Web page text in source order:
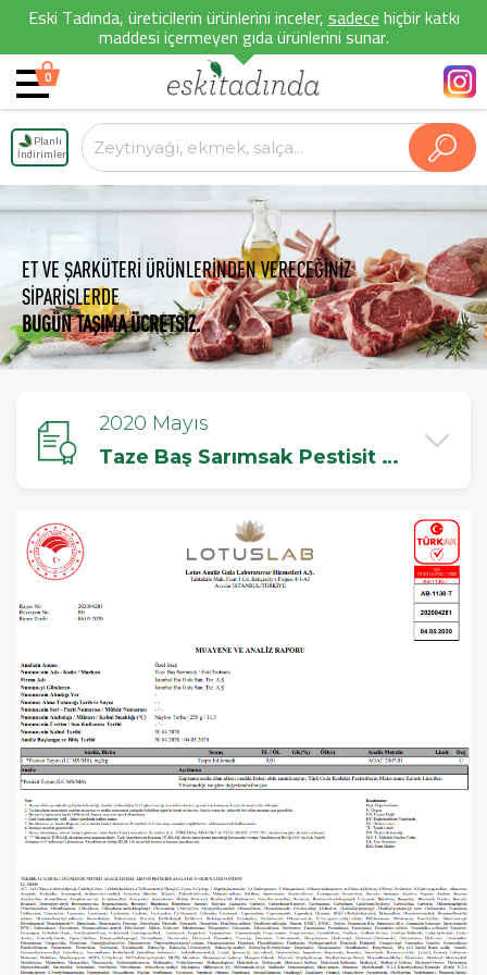
Eski Tadında, üreticilerin ürünlerini inceler,sadecehiçbir katkı
maddesi içermeyen gıda ürünlerini sunar.
0
Planlı
İndirimler
ET VE ŞARKÜTERİ ÜRÜNLERİNDEN VERECEĞİNİZ
SİPARİŞLERDE
BUGÜN TAŞIMA ÜCRETSİZ.
2020 Mayıs
Taze Baş Sarımsak Pestisit Testi